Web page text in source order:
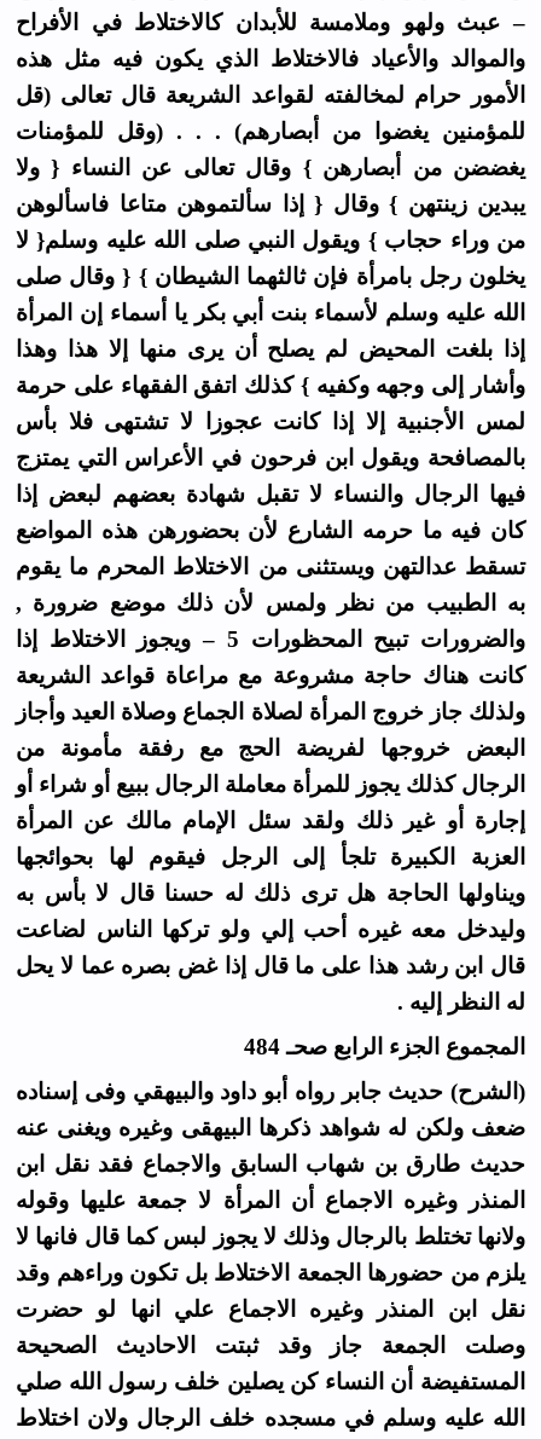
– عبث ولهو وملامسة للأبدان كالاختلاط في الأفراح
والموالد والأعياد فالاختلاط الذي يكون فيه مثل هذه
الأمور حرام لمخالفته لقواعد الشريعة قال تعالى (قل
للمؤمنين يغضوا من أبصارهم) . . . (وقل للمؤمنات
يغضضن من أبصارهن } وقال تعالى عن النساء { ولا
يبدين زينتهن } وقال { إذا سألتموهن متاعا فاسألوهن
من وراء حجاب } ويقول النبي صلى الله عليه وسلم{ لا
يخلون رجل بامرأة فإن ثالثهما الشيطان } { وقال صلى
الله عليه وسلم لأسماء بنت أبي بكر يا أسماء إن المرأة
إذا بلغت المحيض لم يصلح أن يرى منها إلا هذا وهذا
وأشار إلى وجهه وكفيه } كذلك اتفق الفقهاء على حرمة
لمس الأجنبية إلا إذا كانت عجوزا لا تشتهى فلا بأس
بالمصافحة ويقول ابن فرحون في الأعراس التي يمتزج
فيها الرجال والنساء لا تقبل شهادة بعضهم لبعض إذا
كان فيه ما حرمه الشارع لأن بحضورهن هذه المواضع
تسقط عدالتهن ويستثنى من الاختلاط المحرم ما يقوم
به الطبيب من نظر ولمس لأن ذلك موضع ضرورة ,
والضرورات تبيح المحظورات 5 – ويجوز الاختلاط إذا
كانت هناك حاجة مشروعة مع مراعاة قواعد الشريعة
ولذلك جاز خروج المرأة لصلاة الجماع وصلاة العيد وأجاز
البعض خروجها لفريضة الحج مع رفقة مأمونة من
الرجال كذلك يجوز للمرأة معاملة الرجال ببيع أو شراء أو
إجارة أو غير ذلك ولقد سئل الإمام مالك عن المرأة
العزبة الكبيرة تلجأ إلى الرجل فيقوم لها بحوائجها
ويناولها الحاجة هل ترى ذلك له حسنا قال لا بأس به
وليدخل معه غيره أحب إلي ولو تركها الناس لضاعت
قال ابن رشد هذا على ما قال إذا غض بصره عما لا يحل
له النظر إليه .
المجموع الجزء الرابع صحـ 484
(الشرح) حديث جابر رواه أبو داود والبيهقي وفى إسناده
ضعف ولكن له شواهد ذكرها البيهقى وغيره ويغنى عنه
حديث طارق بن شهاب السابق والاجماع فقد نقل ابن
المنذر وغيره الاجماع أن المرأة لا جمعة عليها وقوله
ولانها تختلط بالرجال وذلك لا يجوز لبس كما قال فانها لا
يلزم من حضورها الجمعة الاختلاط بل تكون وراءهم وقد
نقل ابن المنذر وغيره الاجماع علي انها لو حضرت
وصلت الجمعة جاز وقد ثبتت الاحاديث الصحيحة
المستفيضة أن النساء كن يصلين خلف رسول الله صلي
الله عليه وسلم في مسجده خلف الرجال ولان اختلاط